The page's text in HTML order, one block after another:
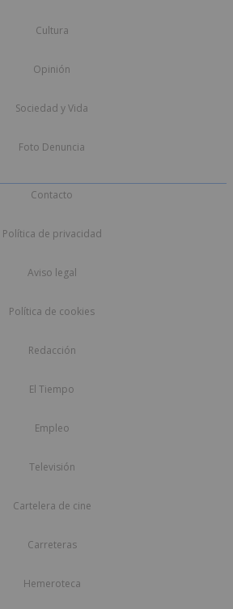
Cultura
Opinión
Sociedad y Vida
Foto Denuncia
Contacto
Política de privacidad
Aviso legal
Política de cookies
Redacción
El Tiempo
Empleo
Televisión
Cartelera de cine
Carreteras
Hemeroteca